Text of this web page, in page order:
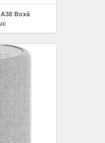
Boxă